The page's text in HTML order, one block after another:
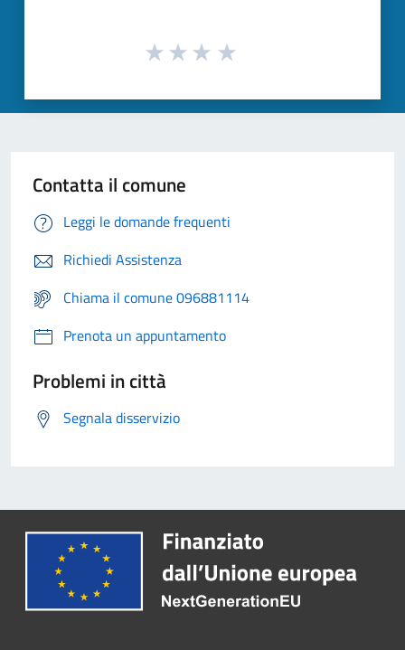
Contatta il comune
Leggi le domande frequenti
Richiedi Assistenza
Chiama il comune 096881114
Prenota un appuntamento
Problemi in città
Segnala disservizio